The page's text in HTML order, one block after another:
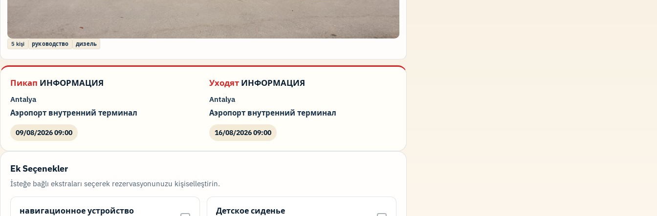
5 kişi руководство дизель
Пикап ИНФОРМАЦИЯ
Antalya
Аэропорт внутренний терминал
09/08/2026 09:00
Уходят ИНФОРМАЦИЯ
Antalya
Аэропорт внутренний терминал
16/08/2026 09:00
Ek Seçenekler
İsteğe bağlı ekstraları seçerek rezervasyonunuzu kişiselleştirin.
навигационное устройство Детское сиденье